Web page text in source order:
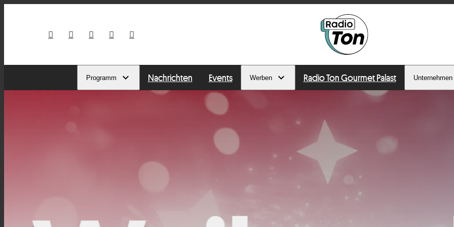
Programm Nachrichten Events Werben Radio Ton Gourmet Palast Unternehmen